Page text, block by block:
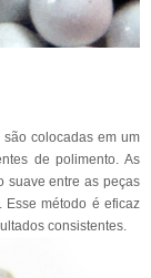
colocadas em um
de polimento. As
suave entre as peças
Esse método é eficaz
consistentes.